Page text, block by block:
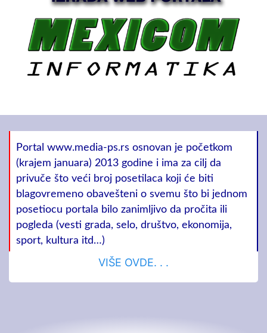
Portal www.media-ps.rs osnovan je početkom
(krajem januara) 2013 godine i ima za cilj da
privuče što veći broj posetilaca koji će biti
blagovremeno obavešteni o svemu što bi jednom
posetiocu portala bilo zanimljivo da pročita ili
pogleda (vesti grada, selo, društvo, ekonomija,
sport, kultura itd…)
VIŠE OVDE. . .